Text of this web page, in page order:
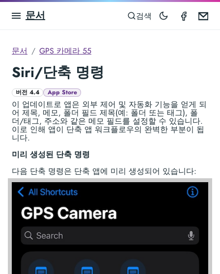
문서 검색 GPS
문서 GPS 카메라 55
Siri/단축 명령
버전 4.4 App Store
이 업데이트로 앱은 외부 제어 및 자동화 기능을 얻게 되
어 제목, 메모, 폴더 필드 제목(예: 폴더 또는 태그), 폴
더/태그, 주소와 같은 메모 필드를 설정할 수 있습니다.
이로 인해 앱이 단축 앱 워크플로우의 완벽한 부분이 됩
니다.
미리 생성된 단축 명령
다음 단축 명령은 단축 앱에 미리 생성되어 있습니다: